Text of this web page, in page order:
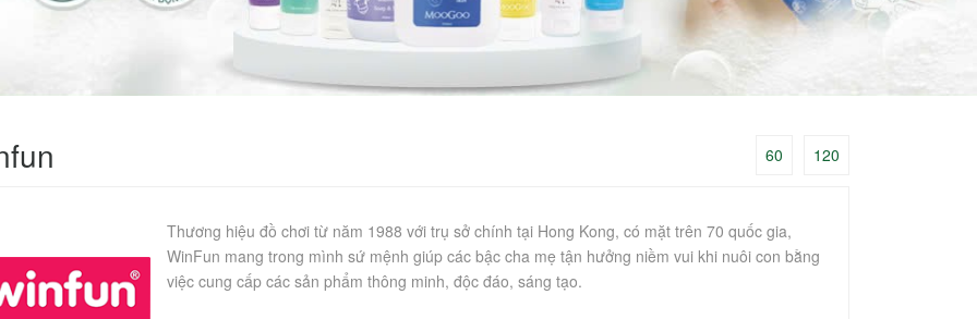
120
60
Thương hiệu đồ chơi từ năm 1988 với trụ sở chính tại Hong Kong, có mặt trên 70 quốc gia,
WinFun mang trong mình sứ mệnh giúp các bậc cha mẹ tận hưởng niềm vui khi nuôi con bằng
việc cung cấp các sản phẩm thông minh, độc đáo, sáng tạo.